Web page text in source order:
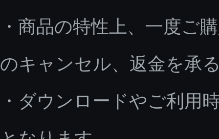
・商品の特性上、一度ご
のキャンセル、返金を承
・ダウンロードやご利用